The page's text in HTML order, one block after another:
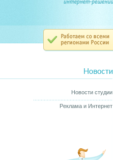
Новости студии
Реклама и Интернет